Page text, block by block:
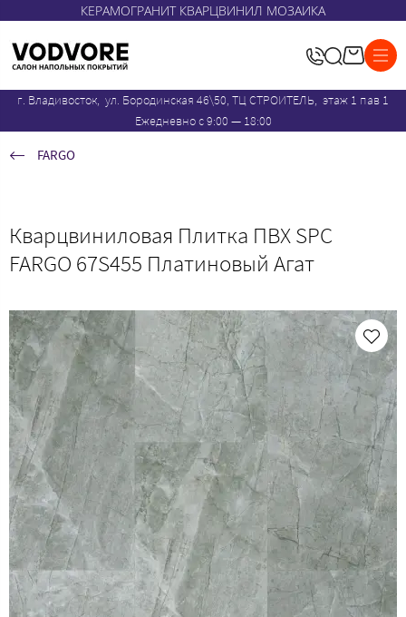
КЕРАМОГРАНИТ КВАРЦВИНИЛ МОЗАИКА
г. Владивосток, ул. Бородинская 46\50, ТЦ СТРОИТЕЛЬ, этаж 1 пав 1
Ежедневно с 9:00 — 18:00
FARGO
Кварцвиниловая Плитка ПВХ SPC
FARGO 67S455 Платиновый Агат